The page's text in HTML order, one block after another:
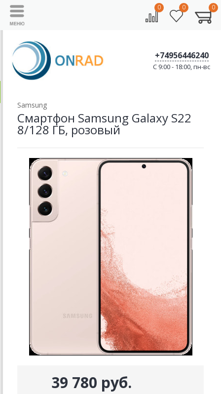
0 0 0
+74956446240
C 9:00 - 18:00, пн-вс
Samsung
Смартфон Samsung Galaxy S22
8/128 ГБ, розовый
39 780 руб.